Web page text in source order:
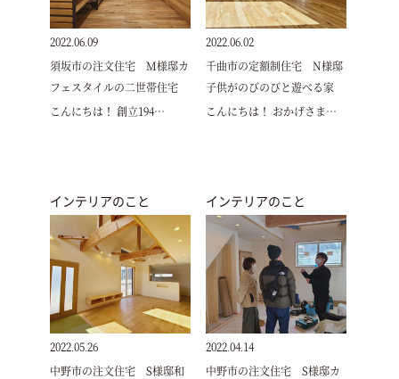
2022.06.09
須坂市の注文住宅 M様邸カ
フェスタイルの二世帯住宅
こんにちは！ 創立194…
2022.06.02
千曲市の定額制住宅 N様邸
子供がのびのびと遊べる家
こんにちは！ おかげさま…
インテリアのこと
2022.05.26
中野市の注文住宅 S様邸和
インテリアのこと
2022.04.14
中野市の注文住宅 S様邸カ